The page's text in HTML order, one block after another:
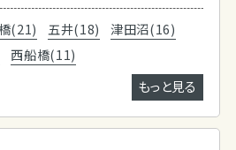
(21) 五井(18)
津田沼(16)
西船橋(11)
もっと見る